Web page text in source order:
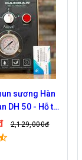
sương Hàn
DH 50 - Hỗ trợ
béc phun
2,129,000đ